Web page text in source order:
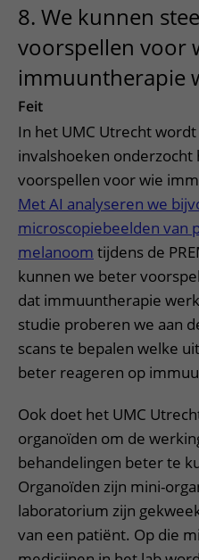
8. We kunnen
voorspellen voor
immuuntherapie
Feit
In het UMC Utrecht
invalshoeken
voorspellen voor wie
Met AI analyseren we
microscopiebeelden van
melanoom tijdens de
kunnen we beter
dat immuuntherapie
studie proberen we aan
scans te bepalen welke
beter reageren op
Ook doet het UMC
organoïden om de
behandelingen beter te
Organoïden zijn mini-
laboratorium zijn
van een patiënt. Op die